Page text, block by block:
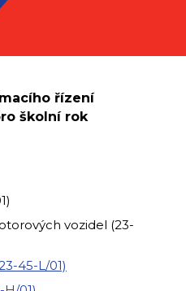
řízení
školní rok
vozidel (23-
45-L/01)